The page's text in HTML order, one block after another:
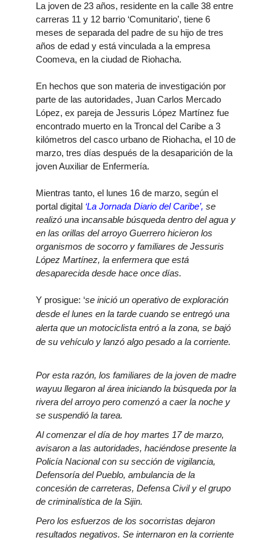
La joven de 23 años, residente en la calle 38 entre
carreras 11 y 12 barrio ‘Comunitario’, tiene 6
meses de separada del padre de su hijo de tres
años de edad y está vinculada a la empresa
Coomeva, en la ciudad de Riohacha.
En hechos que son materia de investigación por
parte de las autoridades, Juan Carlos Mercado
López, ex pareja de Jessuris López Martínez fue
encontrado muerto en la Troncal del Caribe a 3
kilómetros del casco urbano de Riohacha, el 10 de
marzo, tres días después de la desaparición de la
joven Auxiliar de Enfermería.
Mientras tanto, el lunes 16 de marzo, según el
portal digital ‘La Jornada Diario del Caribe’, se
realizó una incansable búsqueda dentro del agua y
en las orillas del arroyo Guerrero hicieron los
organismos de socorro y familiares de Jessuris
López Martínez, la enfermera que está
desaparecida desde hace once días.
Y prosigue: ‘se inició un operativo de exploración
desde el lunes en la tarde cuando se entregó una
alerta que un motociclista entró a la zona, se bajó
de su vehículo y lanzó algo pesado a la corriente.
Por esta razón, los familiares de la joven de madre
wayuu llegaron al área iniciando la búsqueda por la
rivera del arroyo pero comenzó a caer la noche y
se suspendió la tarea.
Al comenzar el día de hoy martes 17 de marzo,
avisaron a las autoridades, haciéndose presente la
Policía Nacional con su sección de vigilancia,
Defensoría del Pueblo, ambulancia de la
concesión de carreteras, Defensa Civil y el grupo
de criminalística de la Sijin.
Pero los esfuerzos de los socorristas dejaron
resultados negativos. Se internaron en la corriente